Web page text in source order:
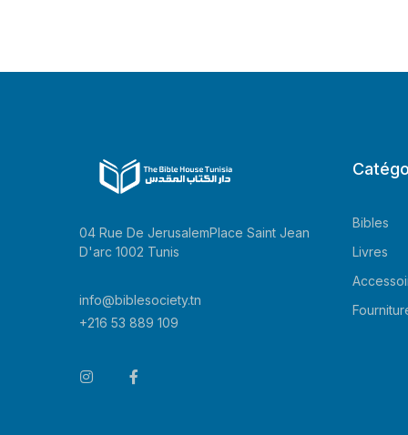
04 Rue De JerusalemPlace Saint Jean
D'arc 1002 Tunis
info@biblesociety.tn
+216 53 889 109
Bibles
Livres